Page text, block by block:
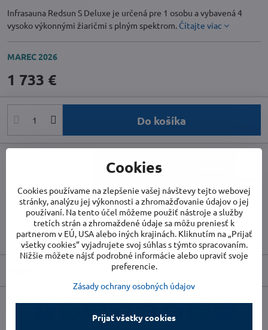
Infrasauna Redsun S Deluxe je určená pre 1 osobu a vybavená 4
vysoko výkonnými žiaričmi s plným spektrom. Čítajte viac
MAREC 2026
1 733 €
Do košíka
Doručenia
Skladové číslo:HDL14918
Výrobca:Home Deluxe
TwitterBlueskyPinterestReddit
Cookies
Cookies používame na zlepšenie vašej návštevy tejto webovej
stránky, analýzu jej výkonnosti a zhromažďovanie údajov o jej
používaní. Na tento účel môžeme použiť nástroje a služby
tretích strán a zhromaždené údaje sa môžu preniesť k
partnerom v EÚ, USA alebo iných krajinách. Kliknutím na „Prijať
všetky cookies“ vyjadrujete svoj súhlas s týmto spracovaním.
Nižšie môžete nájsť podrobné informácie alebo upraviť svoje
preferencie.
Zásady ochrany osobných údajov
Prijať všetky cookies